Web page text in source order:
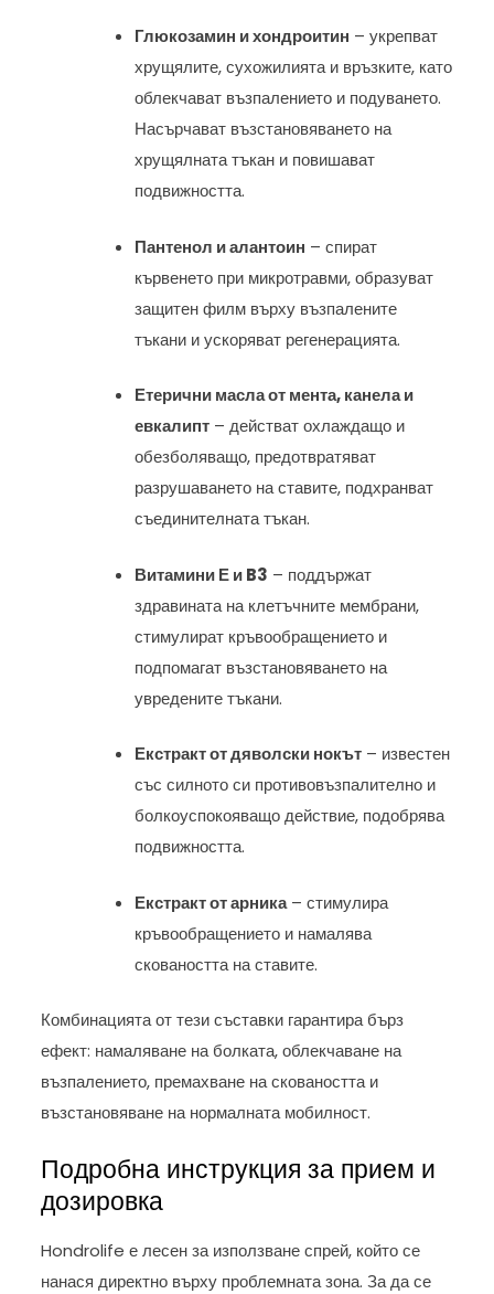
Глюкозамин и хондроитин – укрепват
хрущялите, сухожилията и връзките, като
облекчават възпалението и подуването.
Насърчават възстановяването на
хрущялната тъкан и повишават
подвижността.
Пантенол и алантоин – спират
кървенето при микротравми, образуват
защитен филм върху възпалените
тъкани и ускоряват регенерацията.
Етерични масла от мента, канела и
евкалипт – действат охлаждащо и
обезболяващо, предотвратяват
разрушаването на ставите, подхранват
съединителната тъкан.
Витамини Е и B3 – поддържат
здравината на клетъчните мембрани,
стимулират кръвообращението и
подпомагат възстановяването на
увредените тъкани.
Екстракт от дяволски нокът – известен
със силното си противовъзпалително и
болкоуспокояващо действие, подобрява
подвижността.
Екстракт от арника– стимулира
кръвообращението и намалява
сковаността на ставите.
Комбинацията от тези съставки гарантира бърз
ефект: намаляване на болката, облекчаване на
възпалението, премахване на сковаността и
възстановяване на нормалната мобилност.
Подробна инструкция за прием и
дозировка
Hondrolife е лесен за използване спрей, който се
нанася директно върху проблемната зона. За да се